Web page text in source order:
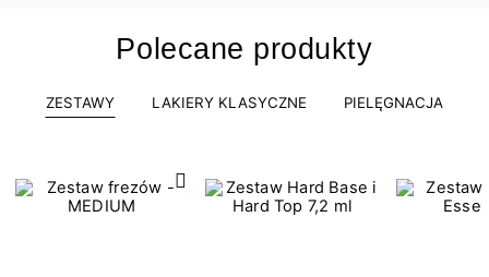
Polecane produkty
ZESTAWY LAKIERY KLASYCZNE PIELĘGNACJA